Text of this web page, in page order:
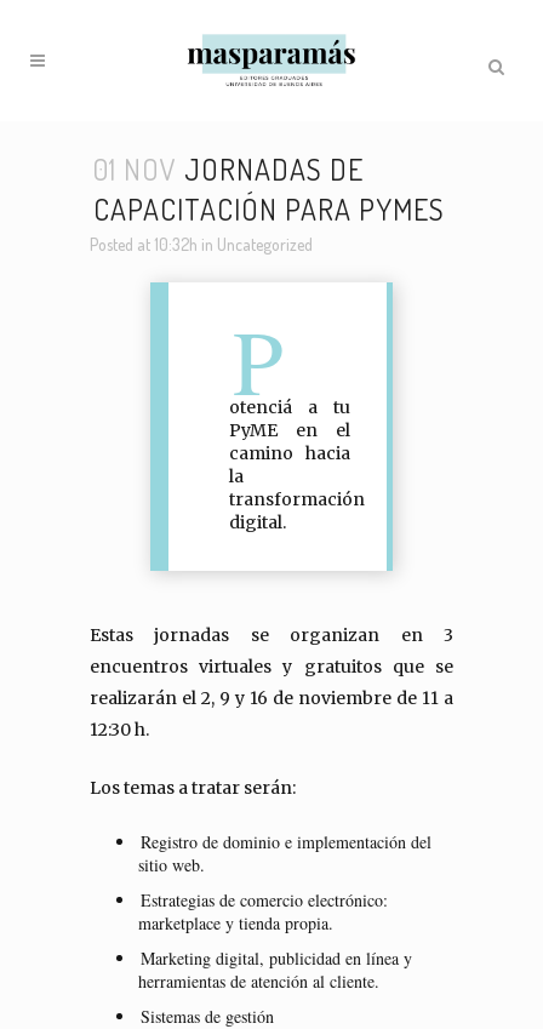
01 NOV JORNADAS DE
CAPACITACIÓN PARA PYMES
Posted at 10:32h in Uncategorized
P
otenciá a tu
PyME en el
camino hacia
la
transformación
digital.
Estas jornadas se organizan en 3
encuentros virtuales y gratuitos que se
realizarán el 2, 9 y 16 de noviembre de 11 a
12:30 h.
Los temas a tratar serán:
Registro de dominio e implementación del
sitio web.
Estrategias de comercio electrónico:
marketplace y tienda propia.
Marketing digital, publicidad en línea y
herramientas de atención al cliente.
Sistemas de gestión